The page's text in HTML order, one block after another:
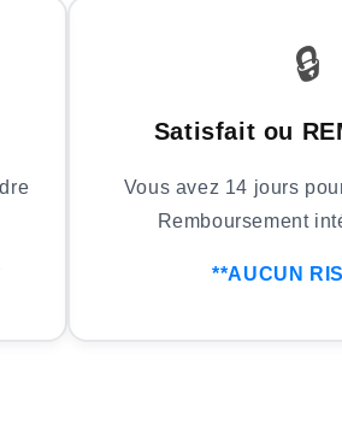
🔒
Satisfait ou
Vous avez 14 jours
Remboursement
**AUCUN